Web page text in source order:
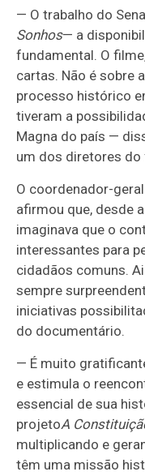
— O trabalho do
Sonhos— a
fundamental. O
cartas. Não é sobre
processo histórico
tiveram a
Magna do país —
um dos diretores do
O coordenador-
afirmou que, desde
imaginava que o
interessantes para
cidadãos comuns.
sempre
iniciativas
do documentário.
— É muito
e estimula o
essencial de sua
projetoA
multiplicando e
têm uma missão